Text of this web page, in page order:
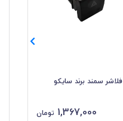
فلاشر سمند برند سایکو
1,367,000 تومان